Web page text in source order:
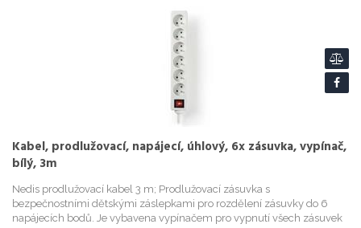
Kabel, prodlužovací, napájecí, úhlový, 6x zásuvka, vypínač,
bílý, 3m
Nedis prodlužovací kabel 3 m; Prodlužovací zásuvka s
bezpečnostními dětskými záslepkami pro rozdělení zásuvky do 6
napájecích bodů. Je vybavena vypínačem pro vypnutí všech zásuvek